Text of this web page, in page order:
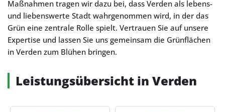
Maßnahmen tragen wir dazu bei, dass Verden als lebens-
und liebenswerte Stadt wahrgenommen wird, in der das
Grün eine zentrale Rolle spielt. Vertrauen Sie auf unsere
Expertise und lassen Sie uns gemeinsam die Grünflächen
in Verden zum Blühen bringen.
Leistungsübersicht in Verden